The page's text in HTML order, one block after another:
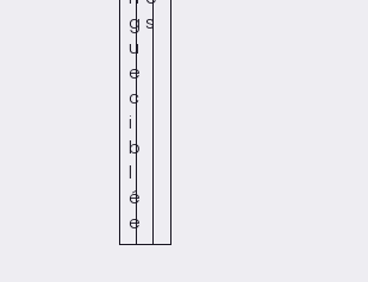
g
u
e
c
i
b
l
é
e
s